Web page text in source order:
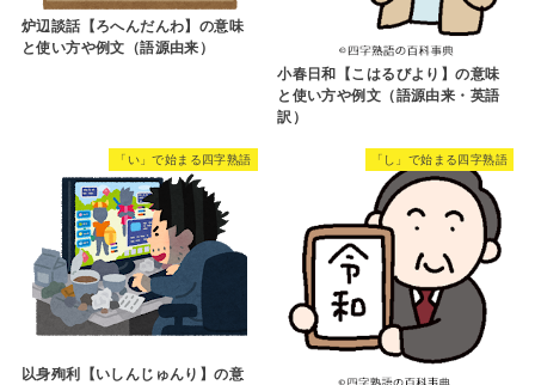
炉辺談話【ろへんだんわ】の意味
と使い方や例文（語源由来）
小春日和【こはるびより】の意味
と使い方や例文（語源由来・英語
訳）
「い」で始まる四字熟語
以身殉利【いしんじゅんり】の意
「し」で始まる四字熟語